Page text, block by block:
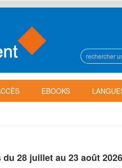
EBOOKS
28 juillet au 23 août